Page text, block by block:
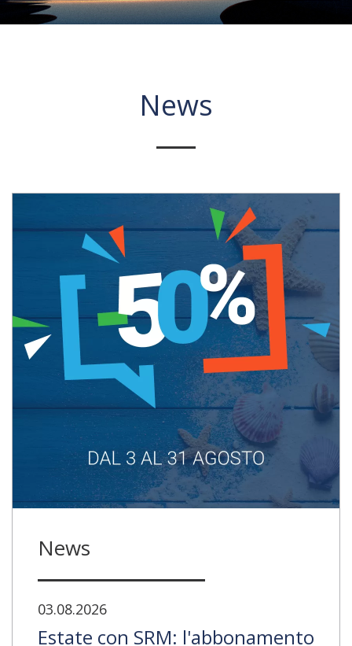
News
News
03.08.2026
Estate con SRM: l'abbonamento